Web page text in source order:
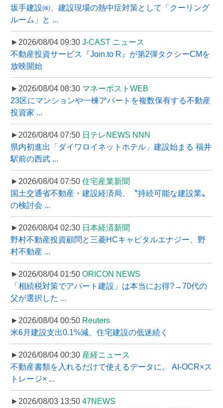
坂手建設㈱、建設現場の熱中症対策として「クーリング
ルーム」と ...
►2026/08/04 09:30 J-CAST ニュース
不動産投資サービス『Join.to R』が第2弾タクシーCMを
放映開始
►2026/08/04 08:30 マネーポストWEB
23区にマンションや一棟アパートを複数保有する不動産
投資家 ...
►2026/08/04 07:50 日テレNEWS NNN
県内初進出「ダイワロイネットホテル」建設始まる 福井
駅前の西武 ...
►2026/08/04 07:50 住宅産業新聞
国土交通省不動産・建設経済局、〝持続可能な建設業〟
の検討会 ...
►2026/08/04 02:30 日本経済新聞
野村不動産投資顧問と三菱HCキャピタルエナジー、野
村不動産 ...
►2026/08/04 01:50 ORICON NEWS
「相続税対策でアパート建設」は本当にお得?→70代の
父が選択した ...
►2026/08/04 00:50 Reuters
米6月建設支出0.1%減、住宅建設の低迷続く
►2026/08/04 00:30 産経ニュース
不動産書類を入れるだけで使えるデータに。 AI-OCR×ス
トレージ× ...
►2026/08/03 13:50 47NEWS